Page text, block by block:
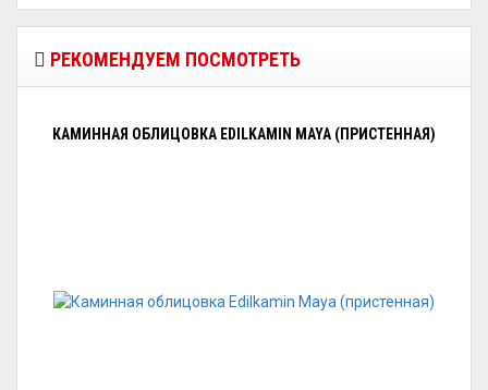
РЕКОМЕНДУЕМ ПОСМОТРЕТЬ
КАМИННАЯ ОБЛИЦОВКА EDILKAMIN MAYA (ПРИСТЕННАЯ)